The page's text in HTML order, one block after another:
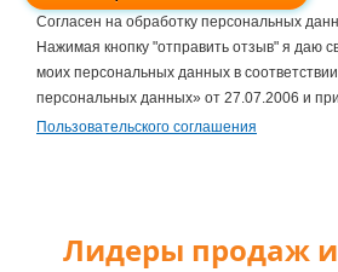
Согласен на обработку персональных
Нажимая кнопку "отправить отзыв" я даю
моих персональных данных в
персональных данных» от 27.07.2006 и
Пользовательского соглашения
Лидеры продаж